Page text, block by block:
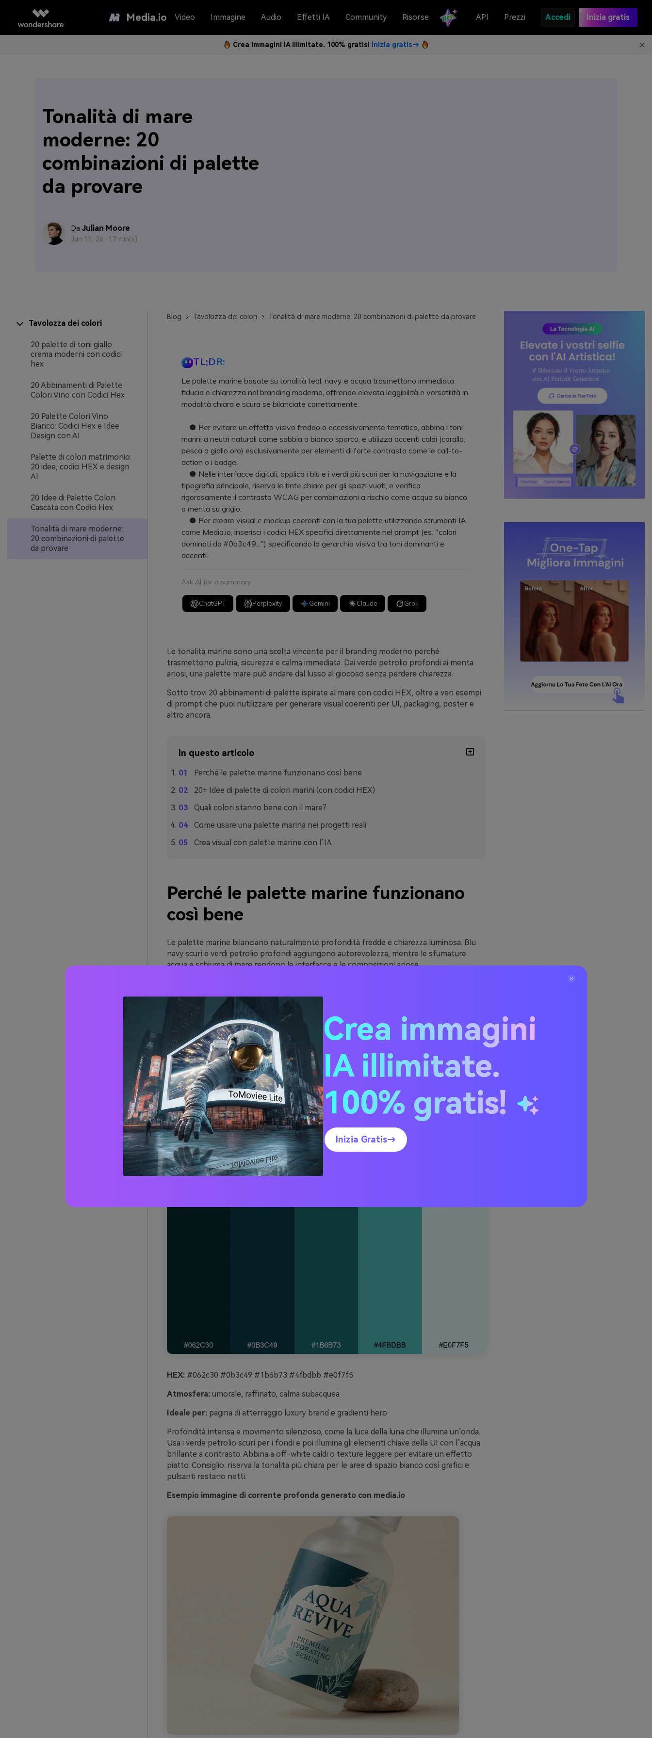
Media.io Video Immagine Audio Effetti IA Community Risorse API Prezzi Accedi Inizia gratis
Crea immagini IA illimitate. 100% gratis! Inizia gratis→
Tonalità di mare
moderne: 20
combinazioni di palette
da provare
Da Julian Moore
Jun 11, 26 · 17 min(s)
Tavolozza dei colori
20 palette di toni giallo
crema moderni con codici
hex
20 Abbinamenti di Palette
Colori Vino con Codici Hex
20 Palette Colori Vino
Bianco: Codici Hex e Idee
Design con AI
Palette di colori matrimonio:
20 idee, codici HEX e design
AI
20 Idee di Palette Colori
Cascata con Codici Hex
Tonalità di mare moderne:
20 combinazioni di palette
da provare
Blog Tavolozza dei colori Tonalità di mare moderne: 20 combinazioni di palette da provare
TL;DR:
Le palette marine basate su tonalità teal, navy e acqua trasmettono immediata
fiducia e chiarezza nel branding moderno, offrendo elevata leggibilità e versatilità in
modalità chiara e scura se bilanciate correttamente.
● Per evitare un effetto visivo freddo o eccessivamente tematico, abbina i toni
marini a neutri naturali come sabbia o bianco sporco, e utilizza accenti caldi (corallo,
pesca o giallo oro) esclusivamente per elementi di forte contrasto come le call-to-
action o i badge.
● Nelle interfacce digitali, applica i blu e i verdi più scuri per la navigazione e la
tipografia principale, riserva le tinte chiare per gli spazi vuoti, e verifica
rigorosamente il contrasto WCAG per combinazioni a rischio come acqua su bianco
o menta su grigio.
● Per creare visual e mockup coerenti con la tua palette utilizzando strumenti IA
come Media.io, inserisci i codici HEX specifici direttamente nel prompt (es. "colori
dominati da #0b3c49...") specificando la gerarchia visiva tra toni dominanti e
accenti.
Ask AI for a summary
ChatGPT Perplexity Gemini Claude Grok
Le tonalità marine sono una scelta vincente per il branding moderno perché
trasmettono pulizia, sicurezza e calma immediata. Dai verde petrolio profondi ai menta
ariosi, una palette mare può andare dal lusso al giocoso senza perdere chiarezza.
Sotto trovi 20 abbinamenti di palette ispirate al mare con codici HEX, oltre a veri esempi
di prompt che puoi riutilizzare per generare visual coerenti per UI, packaging, poster e
altro ancora.
In questo articolo
Perché le palette marine funzionano così bene
20+ Idee di palette di colori marini (con codici HEX)
Quali colori stanno bene con il mare?
Come usare una palette marina nei progetti reali
Crea visual con palette marine con l’IA
Perché le palette marine funzionano
così bene
Le palette marine bilanciano naturalmente profondità fredde e chiarezza luminosa. Blu
navy scuri e verdi petrolio profondi aggiungono autorevolezza, mentre le sfumature
acqua e schiuma di mare rendono le interfacce e le composizioni ariose.
monocromatico per un look lucido e moderno, oppure aggiungere accenti caldi (sabbia,
corallo, agrumi) per creare contrasto ed energia.
Soprattutto, le tonalità marine tendono a essere “colori della fiducia” per i prodotti
digitali. Sostengono la leggibilità, risultano stabili in modalità chiara e scura, e sono
splendidi in gradienti, grafici e stati UI.
20+ Idee di palette di colori marini
(con codici HEX)
1) Corrente Profonda
HEX:#062c30 #0b3c49 #1b6b73 #4fbdbb #e0f7f5
Atmosfera:umorale, raffinato, calma subacquea
Ideale per:pagina di atterraggio luxury brand e gradienti hero
Profondità intensa e movimento silenzioso, come la luce della luna che illumina un’onda.
Usa i verde petrolio scuri per i fondi e poi illumina gli elementi chiave della UI con l’acqua
brillante a contrasto. Abbina a off-white caldi o texture leggere per evitare un effetto
piatto. Consiglio: riserva la tonalità più chiara per le aree di spazio bianco così grafici e
pulsanti restano netti.
Esempio immagine di corrente profonda generato con media.io
Crea immagini
IA illimitate.
100% gratis!
Inizia Gratis→